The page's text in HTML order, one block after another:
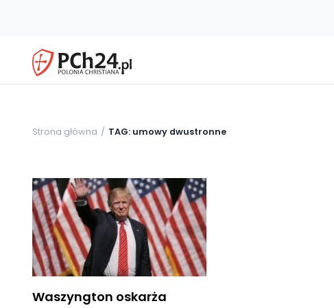
Strona główna TAG: umowy dwustronne
Waszyngton oskarża